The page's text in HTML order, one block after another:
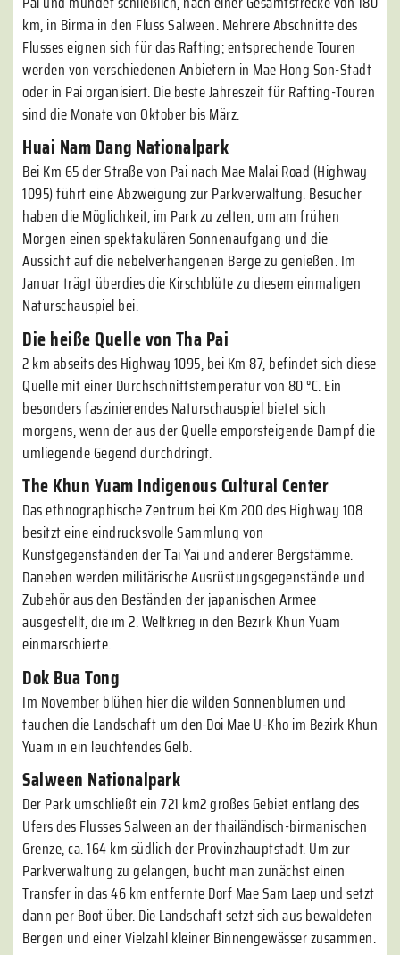
km, in Birma in den Fluss Salween. Mehrere Abschnitte des
Flusses eignen sich für das Rafting; entsprechende Touren
werden von verschiedenen Anbietern in Mae Hong Son-Stadt
oder in Pai organisiert. Die beste Jahreszeit für Rafting-Touren
sind die Monate von Oktober bis März.
Huai Nam Dang Nationalpark
Bei Km 65 der Straße von Pai nach Mae Malai Road (Highway
1095) führt eine Abzweigung zur Parkverwaltung. Besucher
haben die Möglichkeit, im Park zu zelten, um am frühen
Morgen einen spektakulären Sonnenaufgang und die
Aussicht auf die nebelverhangenen Berge zu genießen. Im
Januar trägt überdies die Kirschblüte zu diesem einmaligen
Naturschauspiel bei.
Die heiße Quelle von Tha Pai
2 km abseits des Highway 1095, bei Km 87, befindet sich diese
Quelle mit einer Durchschnittstemperatur von 80 °C. Ein
besonders faszinierendes Naturschauspiel bietet sich
morgens, wenn der aus der Quelle emporsteigende Dampf die
umliegende Gegend durchdringt.
The Khun Yuam Indigenous Cultural Center
Das ethnographische Zentrum bei Km 200 des Highway 108
besitzt eine eindrucksvolle Sammlung von
Kunstgegenständen der Tai Yai und anderer Bergstämme.
Daneben werden militärische Ausrüstungsgegenstände und
Zubehör aus den Beständen der japanischen Armee
ausgestellt, die im 2. Weltkrieg in den Bezirk Khun Yuam
einmarschierte.
Dok Bua Tong
Im November blühen hier die wilden Sonnenblumen und
tauchen die Landschaft um den Doi Mae U-Kho im Bezirk Khun
Yuam in ein leuchtendes Gelb.
Salween Nationalpark
Der Park umschließt ein 721 km2 großes Gebiet entlang des
Ufers des Flusses Salween an der thailändisch-birmanischen
Grenze, ca. 164 km südlich der Provinzhauptstadt. Um zur
Parkverwaltung zu gelangen, bucht man zunächst einen
Transfer in das 46 km entfernte Dorf Mae Sam Laep und setzt
dann per Boot über. Die Landschaft setzt sich aus bewaldeten
Bergen und einer Vielzahl kleiner Binnengewässer zusammen.